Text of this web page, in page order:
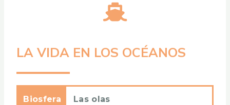
LA VIDA EN LOS OCÉANOS
Biosfera Las olas